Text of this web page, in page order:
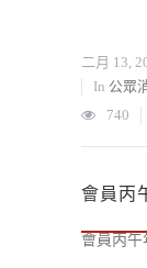
二月 13,
In 公眾
740
會員丙
會員丙